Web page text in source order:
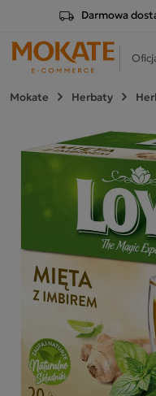
Darmowa
Mokate Herbaty